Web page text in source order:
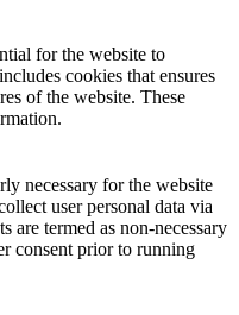
for the website to
cookies that ensures
of the website. These
necessary for the website
user personal data via
are termed as non-necessary
consent prior to running